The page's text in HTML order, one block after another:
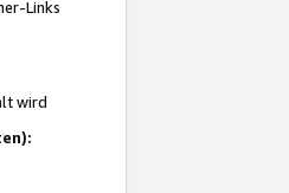
Links
wird